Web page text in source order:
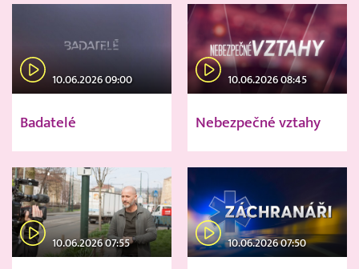
10.06.2026 09:00
Badatelé
10.06.2026 08:45
Nebezpečné vztahy
10.06.2026 07:55 10.06.2026 07:50